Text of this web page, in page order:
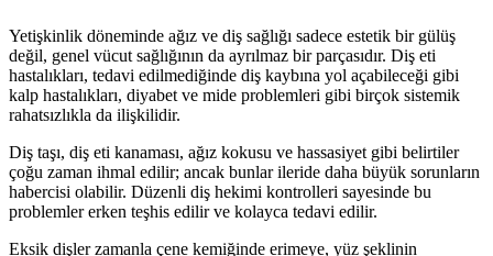
Yetişkinlik döneminde ağız ve diş sağlığı sadece estetik bir gülüş
değil, genel vücut sağlığının da ayrılmaz bir parçasıdır. Diş eti
hastalıkları, tedavi edilmediğinde diş kaybına yol açabileceği gibi
kalp hastalıkları, diyabet ve mide problemleri gibi birçok sistemik
rahatsızlıkla da ilişkilidir.
Diş taşı, diş eti kanaması, ağız kokusu ve hassasiyet gibi belirtiler
çoğu zaman ihmal edilir; ancak bunlar ileride daha büyük sorunların
habercisi olabilir. Düzenli diş hekimi kontrolleri sayesinde bu
problemler erken teşhis edilir ve kolayca tedavi edilir.
Eksik dişler zamanla çene kemiğinde erimeye, yüz şeklinin